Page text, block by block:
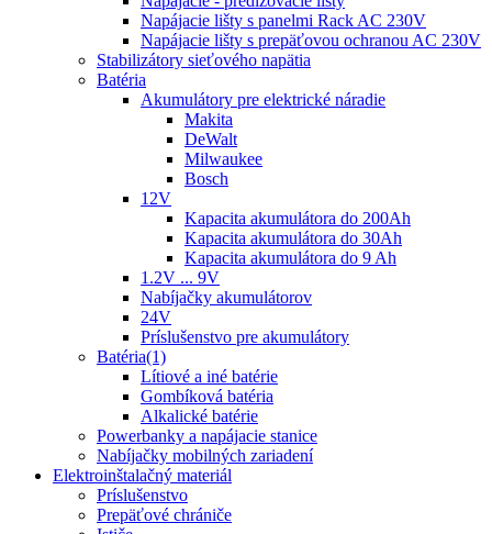
Napájacie lišty s panelmi Rack AC 230V
Napájacie lišty s prepäťovou ochranou AC 230V
Stabilizátory sieťového napätia
Batéria
Akumulátory pre elektrické náradie
Makita
DeWalt
Milwaukee
Bosch
12V
Kapacita akumulátora do 200Ah
Kapacita akumulátora do 30Ah
Kapacita akumulátora do 9 Ah
1.2V ... 9V
Nabíjačky akumulátorov
24V
Príslušenstvo pre akumulátory
Batéria(1)
Lítiové a iné batérie
Gombíková batéria
Alkalické batérie
Powerbanky a napájacie stanice
Nabíjačky mobilných zariadení
Elektroinštalačný materiál
Príslušenstvo
Prepäťové chrániče